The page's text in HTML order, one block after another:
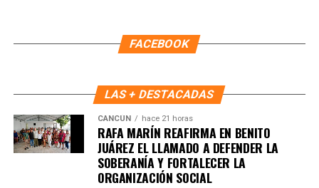
FACEBOOK
LAS + DESTACADAS
CANCÚN hace 21 horas
RAFA MARÍN REAFIRMA EN BENITO
JUÁREZ EL LLAMADO A DEFENDER LA
SOBERANÍA Y FORTALECER LA
ORGANIZACIÓN SOCIAL